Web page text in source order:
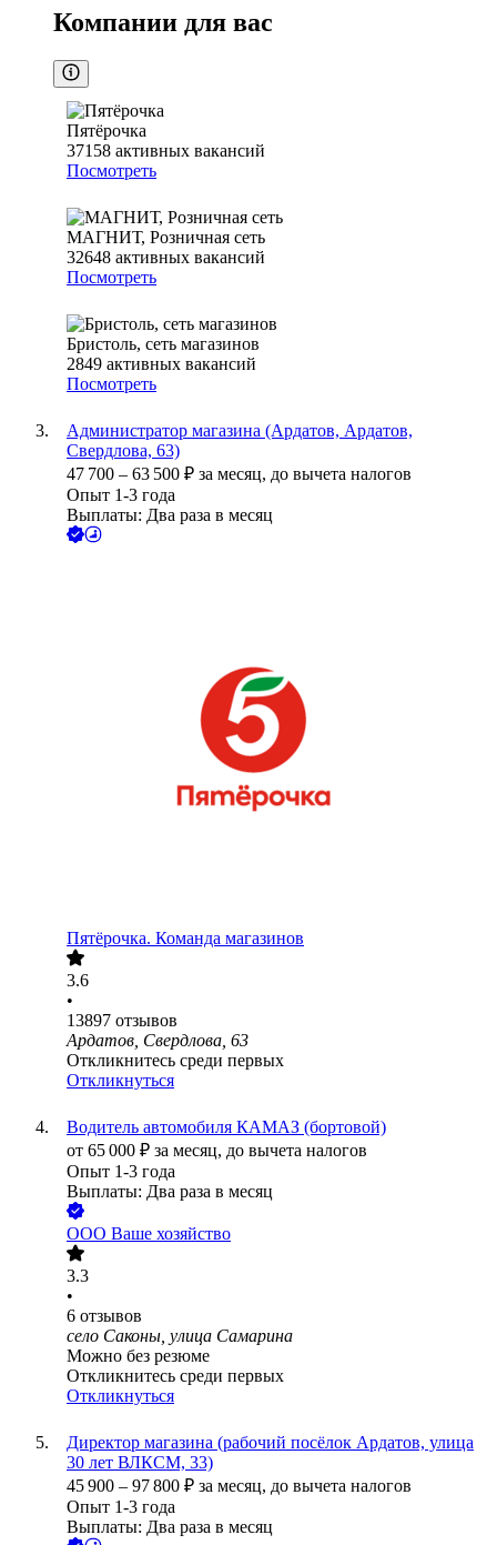
Компании для вас
Пятёрочка
37158 активных вакансий
Посмотреть
МАГНИТ, Розничная сеть
32648 активных вакансий
Посмотреть
Бристоль, сеть магазинов
2849 активных вакансий
Посмотреть
Администратор магазина (Ардатов, Ардатов,
Свердлова, 63)
47 700 – 63 500 ₽ за месяц, до вычета налогов
Опыт 1-3 года
Выплаты: Два раза в месяц
Пятёрочка. Команда магазинов
3.6
•
13897 отзывов
Ардатов, Свердлова, 63
Откликнитесь среди первых
Откликнуться
Водитель автомобиля КАМАЗ (бортовой)
от 65 000 ₽ за месяц, до вычета налогов
Опыт 1-3 года
Выплаты: Два раза в месяц
ООО Ваше хозяйство
3.3
•
6 отзывов
село Саконы, улица Самарина
Можно без резюме
Откликнитесь среди первых
Откликнуться
Директор магазина (рабочий посёлок Ардатов, улица
30 лет ВЛКСМ, 33)
45 900 – 97 800 ₽ за месяц, до вычета налогов
Опыт 1-3 года
Выплаты: Два раза в месяц